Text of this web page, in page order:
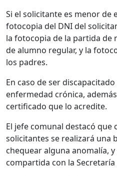
Si el solicitante es menor de
fotocopia del DNI del
la fotocopia de la partida de
de alumno regular, y la
los padres.
En caso de ser
enfermedad crónica,
certificado que lo acredite.
El jefe comunal destacó
solicitantes se realizará una
chequear alguna anomalía,
compartida con la